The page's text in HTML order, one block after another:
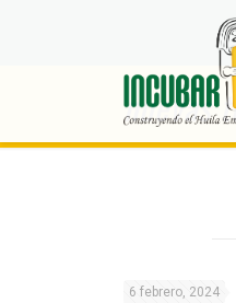
nuevas
6 febrero, 2024